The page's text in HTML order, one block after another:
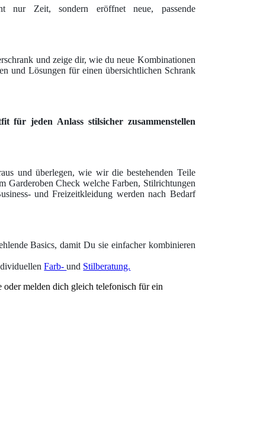
nur Zeit, sondern eröffnet neue, passende
und zeige dir, wie du neue Kombinationen
und Lösungen für einen übersichtlichen Schrank
jeden Anlass stilsicher zusammenstellen
und überlegen, wie wir die bestehenden Teile
Garderoben Check welche Farben, Stilrichtungen
und Freizeitkleidung werden nach Bedarf
Basics, damit Du sie einfacher kombinieren
Farb-und Stilberatung.
melden dich gleich telefonisch für ein